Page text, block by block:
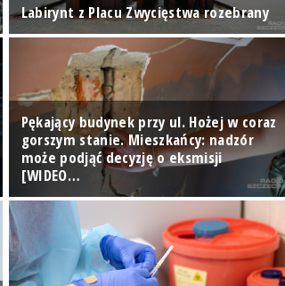
Labirynt z Placu Zwycięstwa rozebrany
Pękający budynek przy ul. Hożej w coraz
gorszym stanie. Mieszkańcy: nadzór
może podjąć decyzję o eksmisji
[WIDEO…